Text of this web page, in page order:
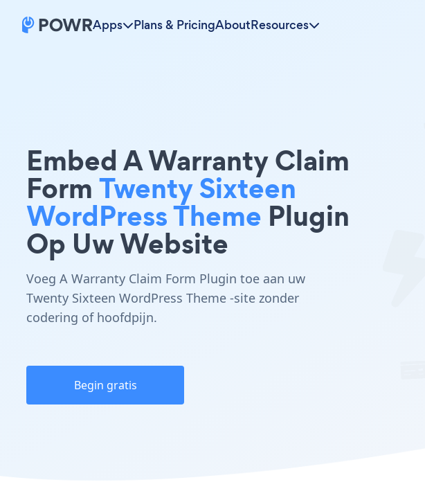
Apps Plans & PricingAboutResources
Embed A Warranty Claim
FormTwenty Sixteen
WordPress Theme Plugin
Op Uw Website
Voeg A Warranty Claim Form Plugin toe aan uw
Twenty Sixteen WordPress Theme -site zonder
codering of hoofdpijn.
Begin gratis